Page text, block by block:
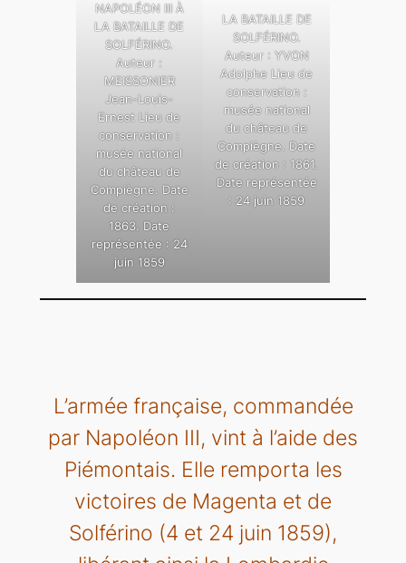
NAPOLÉON III À
LA BATAILLE DE
SOLFÉRINO.
Auteur :
MEISSONIER
Jean-Louis-
Ernest Lieu de
conservation :
musée national
du château de
Compiègne. Date
de création :
1863. Date
représentée : 24
juin 1859
LA BATAILLE DE
SOLFÉRINO.
Auteur : YVON
Adolphe Lieu de
conservation :
musée national
du château de
Compiègne. Date
de création : 1861.
Date représentée
: 24 juin 1859
L’armée française, commandée
par Napoléon III, vint à l’aide des
Piémontais. Elle remporta les
victoires de Magenta et de
Solférino (4 et 24 juin 1859),